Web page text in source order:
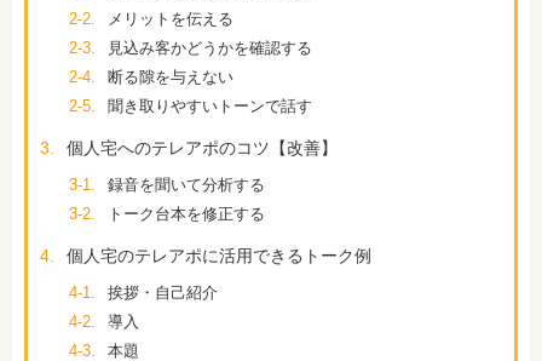
2-2.
メリットを伝える
2-3.
見込み客かどうかを確認する
2-4.
断る隙を与えない
2-5.
聞き取りやすいトーンで話す
3. 個人宅へのテレアポのコツ【改善】
3-1.
録音を聞いて分析する
3-2.
トーク台本を修正する
4. 個人宅のテレアポに活用できるトーク例
4-1.
挨拶・自己紹介
4-2.
導入
4-3.
本題